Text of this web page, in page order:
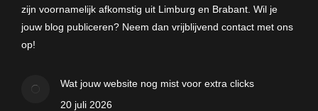
zijn voornamelijk afkomstig uit Limburg en Brabant. Wil je
jouw blog publiceren? Neem dan vrijblijvend contact met ons
op!
Wat jouw website nog mist voor extra clicks
20 juli 2026